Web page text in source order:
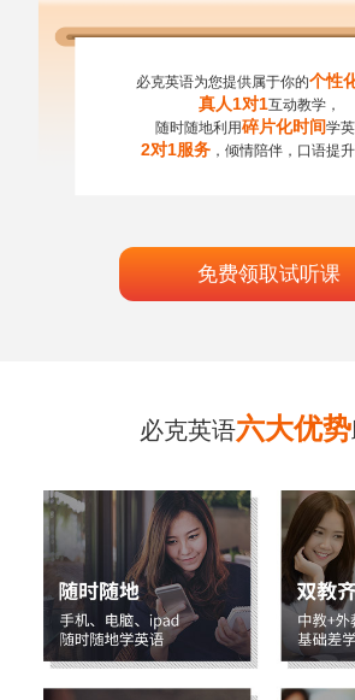
必克英语为您提供属于你的个性
真人1对1互动教学，
随时随地利用碎片化时间学英
2对1服务 ，倾情陪伴，口语提升
免费领取试听课
必克英语六大优势